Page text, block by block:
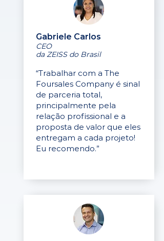
Gabriele Carlos
CEO
da ZEISS do Brasil
“Trabalhar com a The
Foursales Company é sinal
de parceria total,
principalmente pela
relação profissional e a
proposta de valor que eles
entregam a cada projeto!
Eu recomendo.”